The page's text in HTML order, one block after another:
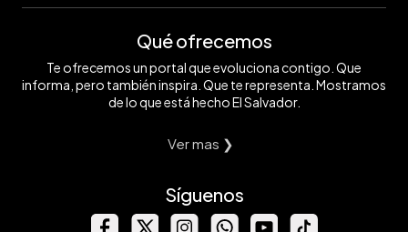
Qué ofrecemos
Te ofrecemos un portal que evoluciona contigo. Que
informa, pero también inspira. Que te representa. Mostramos
de lo que está hecho El Salvador.
Ver mas ❯
Síguenos